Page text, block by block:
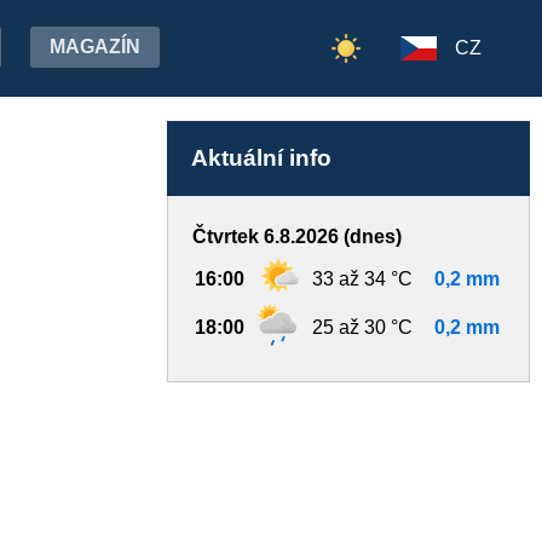
MAGAZÍN CZ
Aktuální info
Čtvrtek 6.8.2026 (dnes)
16:00 33 až 34 °C 0,2 mm
18:00 25 až 30 °C 0,2 mm